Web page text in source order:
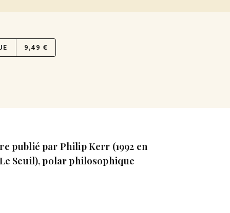
9,49 €
publié par Philip Kerr (1992 en
Seuil), polar philosophique